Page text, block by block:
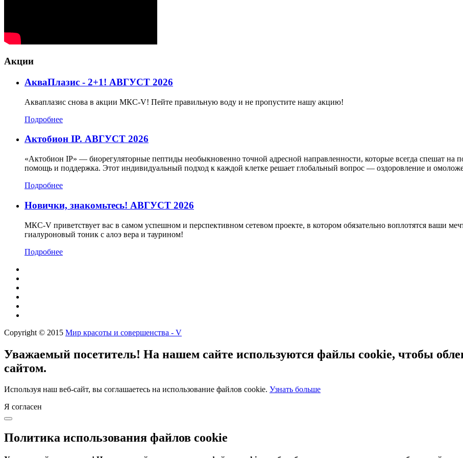
Акции
АкваПлазис - 2+1! АВГУСТ 2026
Акваплазис снова в акции МКС-V! Пейте правильную воду и не пропустите нашу акцию!
Подробнее
Актобион IP. АВГУСТ 2026
«Актобион IP» — биорегуляторные пептиды необыкновенно точной адресной направленности, которые всегда спешат на
помощь и поддержка. Этот индивидуальный подход к каждой клетке решает глобальный вопрос — оздоровление и
Подробнее
Новички, знакомьтесь! АВГУСТ 2026
МКС-V приветствует вас в самом успешном и перспективном сетевом проекте, в котором обязательно воплотятся ваши
гиалуроновый тоник с алоэ вера и таурином!
Подробнее
Copyright © 2015 Мир красоты и совершенства - V
Уважаемый посетитель! На нашем сайте используются файлы cookie, чтобы
сайтом.
Используя наш веб-сайт, вы соглашаетесь на использование файлов cookie. Узнать больше
Я согласен
Политика использования файлов cookie